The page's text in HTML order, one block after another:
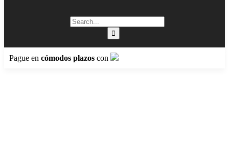
Pague en cómodos plazos con